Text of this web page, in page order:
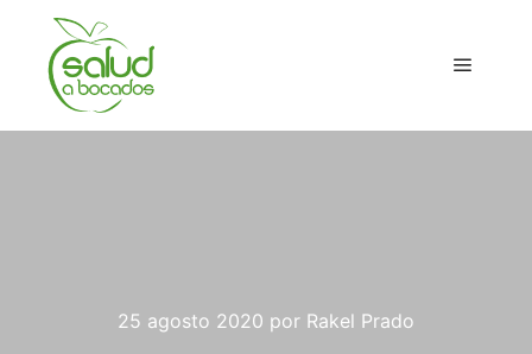
25 agosto 2020 por Rakel Prado